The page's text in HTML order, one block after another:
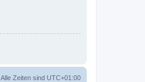
Alle Zeiten sind UTC+01:00